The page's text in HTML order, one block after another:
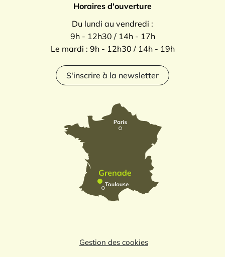
Horaires d'ouverture
Du lundi au vendredi :
9h - 12h30 / 14h - 17h
Le mardi : 9h - 12h30 / 14h - 19h
S'inscrire à la newsletter
Gestion des cookies